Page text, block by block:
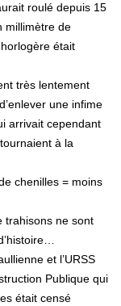
roulé depuis 15
millimètre de
était
très lentement
une infime
arrivait cependant
à la
chenilles = moins
trahisons ne sont
et l’URSS
Publique qui
était censé